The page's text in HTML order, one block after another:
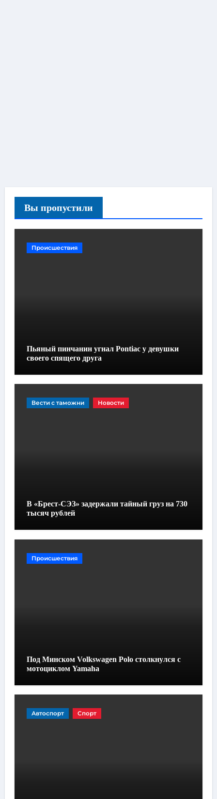
Вы пропустили
Происшествия
Пьяный пинчанин угнал Pontiac у девушки
своего спящего друга
Вести с таможни Новости
В «Брест-СЭЗ» задержали тайный груз на 730
тысяч рублей
Происшествия
Под Минском Volkswagen Polo столкнулся с
мотоциклом Yamaha
Автоспорт Спорт